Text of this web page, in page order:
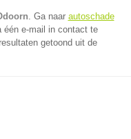
. Ga naar autoschade
e-mail in contact te
getoond uit de